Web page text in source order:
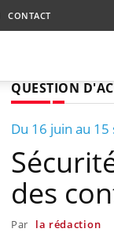
CONTACT
QUESTION
Du 16 juin au
des
Par la rédaction